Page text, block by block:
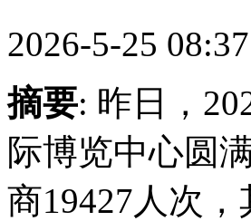
2026-5-25 08:37
摘要: 昨日，
际博览中心圆
商19427人次